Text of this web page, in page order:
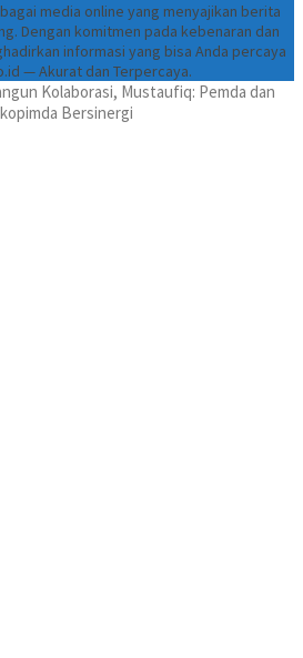
media online yang menyajikan berita
Dengan komitmen pada kebenaran dan
informasi yang bisa Anda percaya
— Akurat dan Terpercaya.
Kolaborasi, Mustaufiq: Pemda dan
Bersinergi